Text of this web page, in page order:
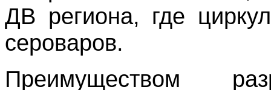
ДВ региона, где
сероваров.
Преимуществом